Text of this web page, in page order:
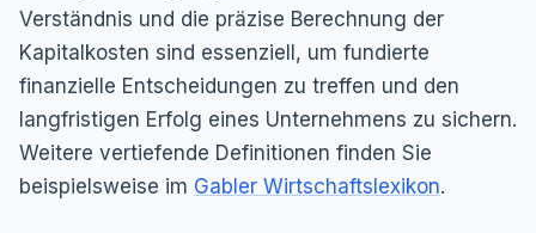
Verständnis und die präzise Berechnung der
Kapitalkosten sind essenziell, um fundierte
finanzielle Entscheidungen zu treffen und den
langfristigen Erfolg eines Unternehmens zu sichern.
Weitere vertiefende Definitionen finden Sie
beispielsweise im Gabler Wirtschaftslexikon.